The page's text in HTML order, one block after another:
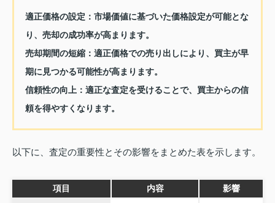
適正価格の設定 ：市場価値に基づいた価格設定が可能とな
り、売却の成功率が高まります。
売却期間の短縮：適正価格での売り出しにより、買主が早
期に見つかる可能性が高まります。
信頼性の向上 ：適正な査定を受けることで、買主からの信
頼を得やすくなります。
以下に、査定の重要性とその影響をまとめた表を示します。
項目 内容 影響